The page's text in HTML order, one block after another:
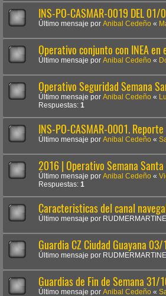
INS-PO-CASMAR-0019 DEL
Último mensaje por Anibal Cedeño «
Operativo conjunto con INEA en
Último mensaje por Anibal Cedeño «
Operativo Seguridad Semana
Último mensaje por Anibal Cedeño «
Respuestas: 1
INS-PO-CASMAR-0001.
Último mensaje por Anibal Cedeño «
2016 | Operativo Semana Santa
Último mensaje por Anibal Cedeño «
Respuestas: 1
Caracteristicas del canal
Último mensaje por
Guardia CZ Ciudad Guayana
Último mensaje por
Guardias de Fin de Semana
Último mensaje por Anibal Cedeño «